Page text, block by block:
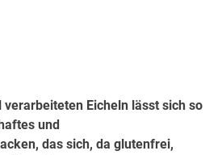
Eicheln lässt sich so
und
das sich, da glutenfrei,